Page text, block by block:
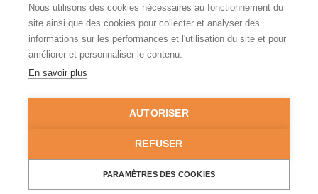
Actualité et veille
Nous Suivre
© Copyright 2026 - Tous droits réservés -Mentions légales
Nous utilisons des cookies nécessaires au fonctionnement du
site ainsi que des cookies pour collecter et analyser des
informations sur les performances et l'utilisation du site et pour
améliorer et personnaliser le contenu.
En savoir plus
AUTORISER
REFUSER
PARAMÈTRES DES COOKIES